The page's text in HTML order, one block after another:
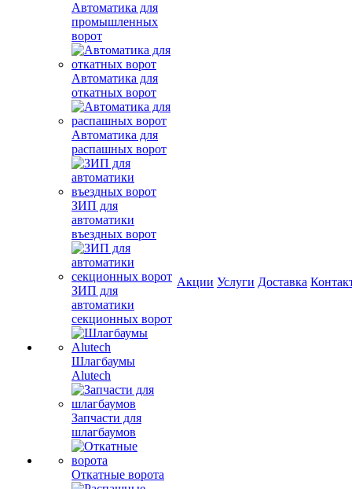
Автоматика для
промышленных
ворот
Автоматика для
откатных ворот
Автоматика для
распашных ворот
ЗИП для
автоматики
въездных ворот
ЗИП для
автоматики
секционных ворот
Шлагбаумы
Alutech
Запчасти для
шлагбаумов
Откатные ворота
Акции Услуги Доставка